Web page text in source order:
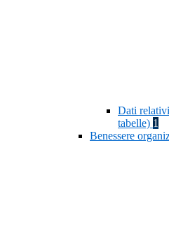
Dati
tabelle) 1
Benessere